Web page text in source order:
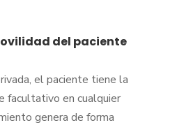
del paciente
el paciente tiene la
facultativo en cualquier
genera de forma